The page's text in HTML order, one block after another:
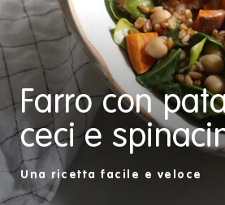
Farro con
ceci e
Una ricetta facile e veloce